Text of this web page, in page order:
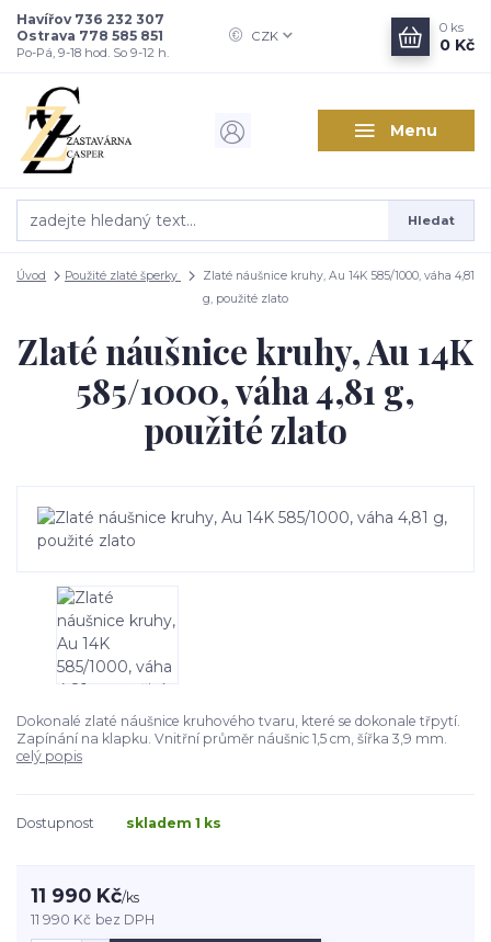
Menu
CZK
Hledat
Havířov 736 232 307
Ostrava 778 585 851
Po-Pá, 9-18 hod. So 9-12 h.
0 ks
0 Kč
Úvod Použité zlaté šperky
Zlaté náušnice kruhy, Au 14K 585/1000, váha 4,81
g, použité zlato
Zlaté náušnice kruhy, Au 14K
585/1000, váha 4,81 g,
použité zlato
Dokonalé zlaté náušnice kruhového tvaru, které se dokonale třpytí.
Zapínání na klapku. Vnitřní průměr náušnic 1,5 cm, šířka 3,9 mm.
celý popis
Dostupnost skladem 1 ks
11 990 Kč/ks
11 990 Kč bez DPH